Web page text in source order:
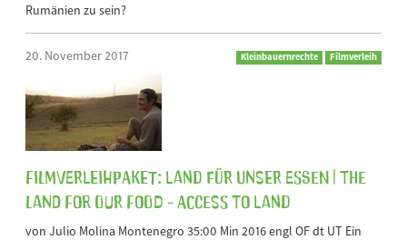
Rumänien zu sein?
20. November 2017 Kleinbauernrechte Filmverleih
Filmverleihpaket: Land für unser Essen | The
land for our food - Access To Land
von Julio Molina Montenegro 35:00 Min 2016 engl OF dt UT Ein